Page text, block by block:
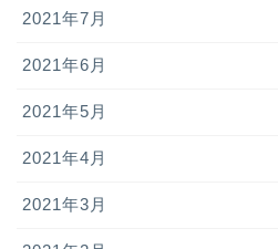
2021年7月
2021年6月
2021年5月
2021年4月
2021年3月